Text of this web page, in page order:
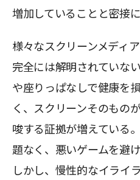
増加していることと密接
様々なスクリーンメディ
完全には解明されていな
や座りっぱなしで健康を
く、スクリーンそのもの
唆する証拠が増えている
題なく、悪いゲームを避
しかし、慢性的なイライ